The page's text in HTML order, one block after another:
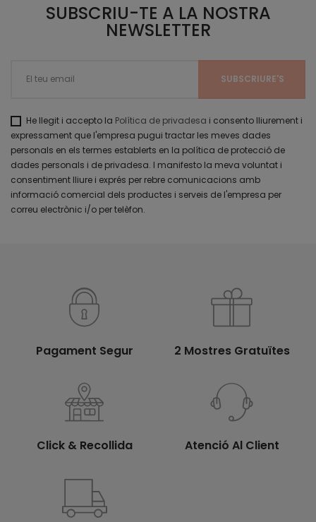
SUBSCRIU-TE A LA NOSTRA
NEWSLETTER
He llegit i accepto la Política de privadesa i consento lliurement i
expressament que l'empresa pugui tractar les meves dades
personals en els termes establerts en la política de protecció de
dades personals i de privadesa. I manifesto la meva voluntat i
consentiment lliure i exprés per rebre comunicacions amb
informació comercial dels productes i serveis de l'empresa per
correu electrònic i/o per telèfon.
Pagament Segur 2 Mostres Gratuïtes
Click & Recollida Atenció Al Client